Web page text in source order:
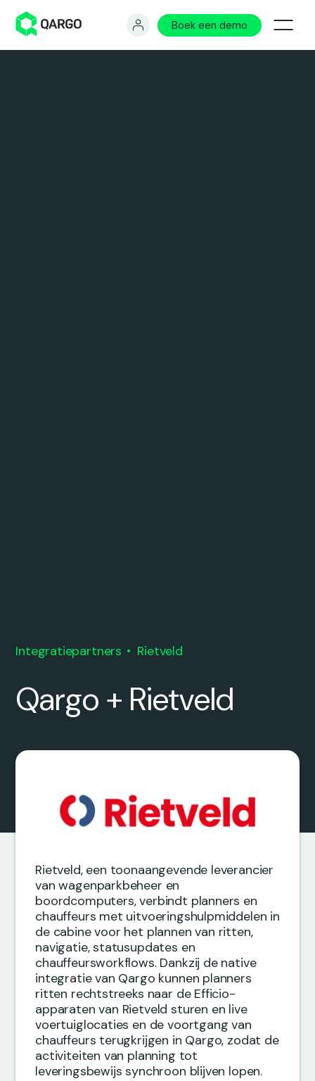
Boek een demo
Integratiepartners Rietveld
Qargo + Rietveld
Rietveld, een toonaangevende leverancier
van wagenparkbeheer en
boordcomputers, verbindt planners en
chauffeurs met uitvoeringshulpmiddelen in
de cabine voor het plannen van ritten,
navigatie, statusupdates en
chauffeursworkflows. Dankzij de native
integratie van Qargo kunnen planners
ritten rechtstreeks naar de Efficio-
apparaten van Rietveld sturen en live
voertuiglocaties en de voortgang van
chauffeurs terugkrijgen in Qargo, zodat de
activiteiten van planning tot
leveringsbewijs synchroon blijven lopen.